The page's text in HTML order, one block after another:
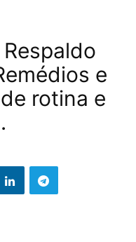
e
rotina e